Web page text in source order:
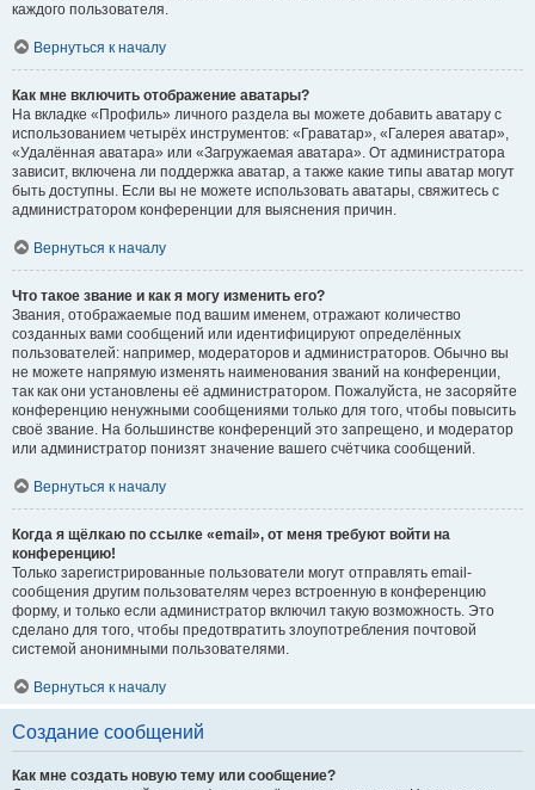
каждого пользователя.
Вернуться к началу
Как мне включить отображение аватары?
На вкладке «Профиль» личного раздела вы можете добавить аватару с
использованием четырёх инструментов: «Граватар», «Галерея аватар»,
«Удалённая аватара» или «Загружаемая аватара». От администратора
зависит, включена ли поддержка аватар, а также какие типы аватар могут
быть доступны. Если вы не можете использовать аватары, свяжитесь с
администратором конференции для выяснения причин.
Вернуться к началу
Что такое звание и как я могу изменить его?
Звания, отображаемые под вашим именем, отражают количество
созданных вами сообщений или идентифицируют определённых
пользователей: например, модераторов и администраторов. Обычно вы
не можете напрямую изменять наименования званий на конференции,
так как они установлены её администратором. Пожалуйста, не засоряйте
конференцию ненужными сообщениями только для того, чтобы повысить
своё звание. На большинстве конференций это запрещено, и модератор
или администратор понизят значение вашего счётчика сообщений.
Вернуться к началу
Когда я щёлкаю по ссылке «email», от меня требуют войти на
конференцию!
Только зарегистрированные пользователи могут отправлять email-
сообщения другим пользователям через встроенную в конференцию
форму, и только если администратор включил такую возможность. Это
сделано для того, чтобы предотвратить злоупотребления почтовой
системой анонимными пользователями.
Вернуться к началу
Создание сообщений
Как мне создать новую тему или сообщение?